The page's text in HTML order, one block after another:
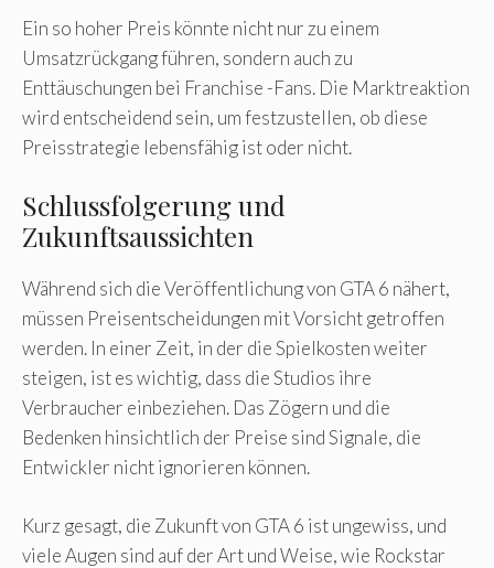
Ein so hoher Preis könnte nicht nur zu einem
Umsatzrückgang führen, sondern auch zu
Enttäuschungen bei Franchise -Fans. Die Marktreaktion
wird entscheidend sein, um festzustellen, ob diese
Preisstrategie lebensfähig ist oder nicht.
Schlussfolgerung und
Zukunftsaussichten
Während sich die Veröffentlichung von GTA 6 nähert,
müssen Preisentscheidungen mit Vorsicht getroffen
werden. In einer Zeit, in der die Spielkosten weiter
steigen, ist es wichtig, dass die Studios ihre
Verbraucher einbeziehen. Das Zögern und die
Bedenken hinsichtlich der Preise sind Signale, die
Entwickler nicht ignorieren können.
Kurz gesagt, die Zukunft von GTA 6 ist ungewiss, und
viele Augen sind auf der Art und Weise, wie Rockstar